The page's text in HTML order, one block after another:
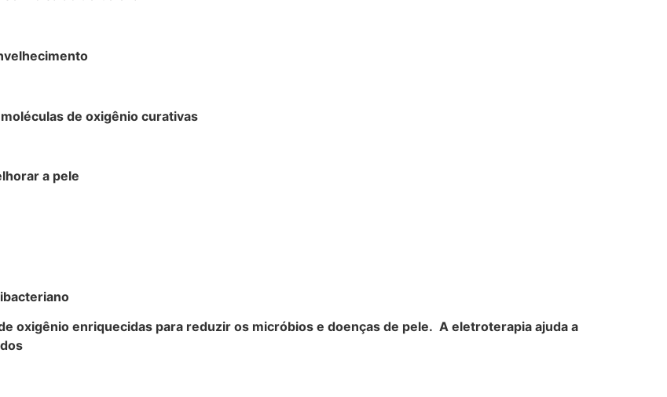
de oxigênio curativas
a pele
oxigênio enriquecidas para reduzir os micróbios e doenças de pele. A eletroterapia ajuda a